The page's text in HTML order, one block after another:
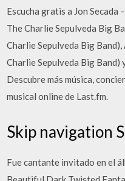
Escucha gratis a Jon
The Charlie Sepulveda Big
Charlie Sepulveda Big
Charlie Sepulveda Big Band)
Descubre más música,
musical online de Last.fm.
Skip navigation
Fue cantante invitado en el